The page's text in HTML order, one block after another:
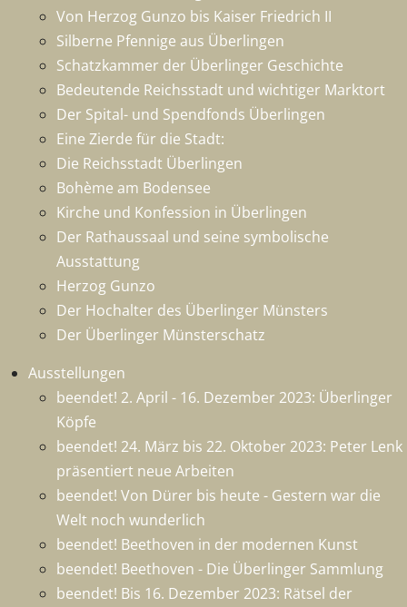
Von Herzog Gunzo bis Kaiser Friedrich II
Silberne Pfennige aus Überlingen
Schatzkammer der Überlinger Geschichte
Bedeutende Reichsstadt und wichtiger Marktort
Der Spital- und Spendfonds Überlingen
Eine Zierde für die Stadt:
Die Reichsstadt Überlingen
Bohème am Bodensee
Kirche und Konfession in Überlingen
Der Rathaussaal und seine symbolische
Ausstattung
Herzog Gunzo
Der Hochalter des Überlinger Münsters
Der Überlinger Münsterschatz
Ausstellungen
beendet! 2. April - 16. Dezember 2023: Überlinger
Köpfe
beendet! 24. März bis 22. Oktober 2023: Peter Lenk
präsentiert neue Arbeiten
beendet! Von Dürer bis heute - Gestern war die
Welt noch wunderlich
beendet! Beethoven in der modernen Kunst
beendet! Beethoven - Die Überlinger Sammlung
beendet! Bis 16. Dezember 2023: Rätsel der